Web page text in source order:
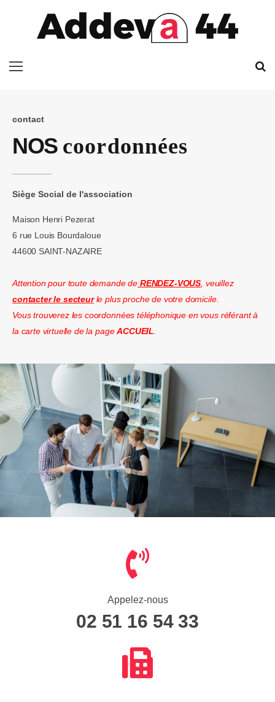
contact
NOS coordonnées
Siège Social de l'association
Maison Henri Pezerat
6 rue Louis Bourdaloue
44600 SAINT-NAZAIRE
Attention pour toute demande de RENDEZ-VOUS veuillez
contacter le secteurle plus proche de votre domicile.
Vous trouverez les coordonnées téléphonique en vous référant à
la carte virtuelle de la pageACCUEIL
Appelez-nous
02 51 16 54 33